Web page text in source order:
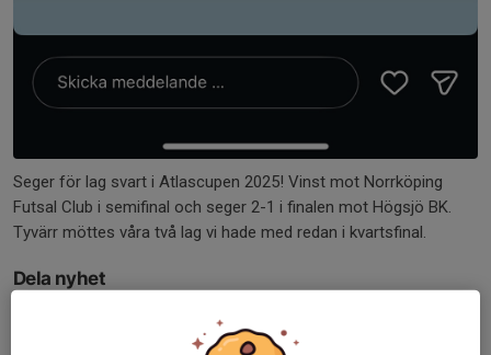
Seger för lag svart i Atlascupen 2025! Vinst mot Norrköping
Futsal Club i semifinal och seger 2-1 i finalen mot Högsjö BK.
Tyvärr möttes våra två lag vi hade med redan i kvartsfinal.
Dela nyhet